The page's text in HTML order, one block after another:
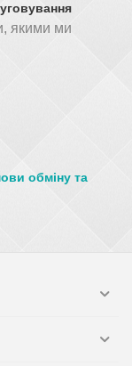
якими ми
обміну та